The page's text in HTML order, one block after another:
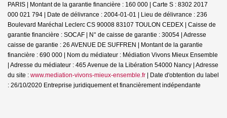
PARIS | Montant de la garantie financière : 160 000 | Carte S : 8302 2017
000 021 794 | Date de délivrance : 2004-01-01 | Lieu de délivrance : 236
Boulevard Maréchal Leclerc CS 90008 83107 TOULON CEDEX | Caisse de
garantie financière : SOCAF | N° de caisse de garantie : 30054 | Adresse
caisse de garantie : 26 AVENUE DE SUFFREN | Montant de la garantie
financière : 690 000 | Nom du médiateur : Médiation Vivons Mieux Ensemble
| Adresse du médiateur : 465 Avenue de la Libération 54000 Nancy | Adresse
du site : www.mediation-vivons-mieux-ensemble.fr | Date d'obtention du label
: 26/10/2020 Entreprise juridiquement et financièrement indépendante